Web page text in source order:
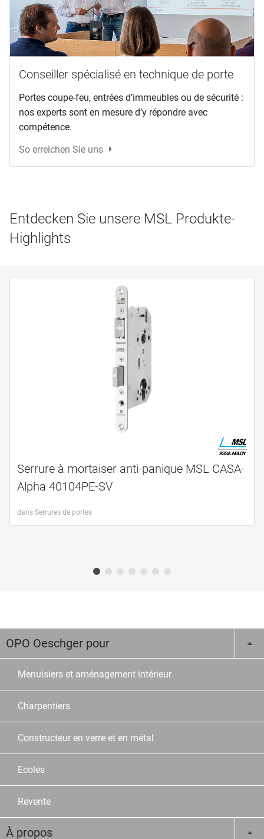
Conseiller spécialisé en technique de porte
Portes coupe-feu, entrées d’immeubles ou de sécurité :
nos experts sont en mesure d’y répondre avec
compétence.
So erreichen Sie uns
Entdecken Sie unsere MSL Produkte-
Highlights
Serrure à mortaiser anti-panique MSL CASA-
Alpha 40104PE-SV
dans Serrures de portes
OPO Oeschger pour
Menuisiers et aménagement intérieur
Charpentiers
Constructeur en verre et en métal
Ecoles
Revente
À propos